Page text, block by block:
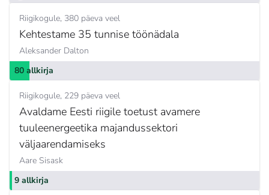
Riigikogule 380 päeva veel
Kehtestame 35 tunnise töönädala
Aleksander Dalton
80 allkirja
Riigikogule 229 päeva veel
Avaldame Eesti riigile toetust avamere
tuuleenergeetika majandussektori
väljaarendamiseks
Aare Sisask
9 allkirja